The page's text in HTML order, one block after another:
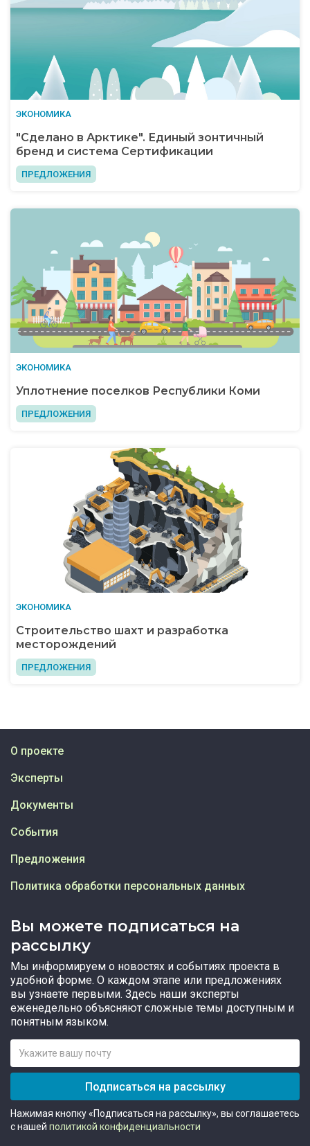
ЭКОНОМИКА
"Сделано в Арктике". Единый зонтичный
бренд и система Сертификации
ПРЕДЛОЖЕНИЯ
ЭКОНОМИКА
Уплотнение поселков Республики Коми
ПРЕДЛОЖЕНИЯ
ЭКОНОМИКА
Строительство шахт и разработка
месторождений
ПРЕДЛОЖЕНИЯ
Вы можете подписаться на
рассылку
Мы информируем о новостях и событиях проекта в
удобной форме. О каждом этапе или предложениях
вы узнаете первыми. Здесь наши эксперты
еженедельно объясняют сложные темы доступным и
понятным языком.
Подписаться на рассылку
Нажимая кнопку «Подписаться на рассылку», вы соглашаетесь
с нашей политикой конфиденциальности
О проекте
Эксперты
Документы
События
Предложения
Политика обработки персональных данных